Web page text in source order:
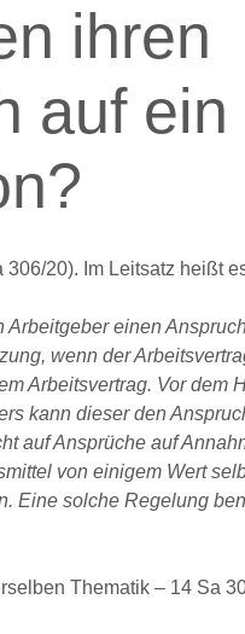
ihren
auf ein
20). Im Leitsatz heißt
einen
wenn der
Arbeitsvertrag. Vor dem
kann dieser den
auf Ansprüche auf
von einigem Wert
Eine solche Regelung
Thematik – 14 Sa